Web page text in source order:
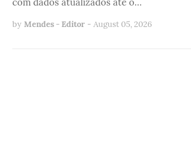
by Mendes - Editor - August 05, 2026